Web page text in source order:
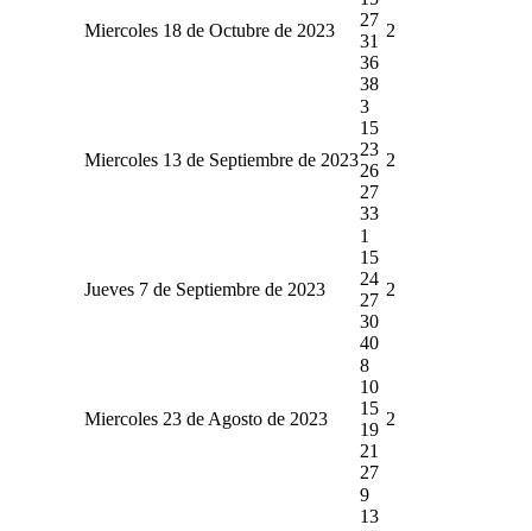
Miercoles 18 de Octubre de 2023
27
31
36
38
2
Miercoles 13 de Septiembre de 2023
3
15
23
26
27
33
2
Jueves 7 de Septiembre de 2023
1
15
24
27
30
40
2
Miercoles 23 de Agosto de 2023
8
10
15
19
21
27
2
9
13